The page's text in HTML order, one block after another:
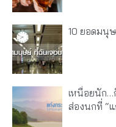
10 ยอดมนุ
เหนื่อยนัก
ส่องนกที่ “